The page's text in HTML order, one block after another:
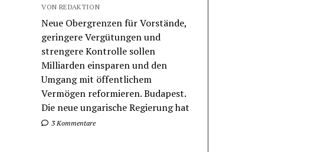
VON REDAKTION
Neue Obergrenzen für Vorstände,
geringere Vergütungen und
strengere Kontrolle sollen
Milliarden einsparen und den
Umgang mit öffentlichem
Vermögen reformieren. Budapest.
Die neue ungarische Regierung hat
3 Kommentare